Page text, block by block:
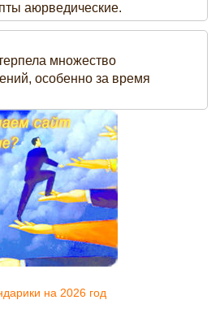
аюрведические.
множество
особенно за время
на 2026 год